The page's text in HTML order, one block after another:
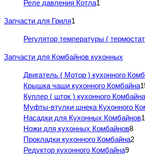
Реле давления Котла1
Запчасти для Гриля1
Регулятор температуры (
Запчасти для Комбайнов кухонных
Двигатель ( Мотор ) кухонного
Крышка чаши кухонного Комбайна
Куплер ( шток ) кухонного Комбайна
Муфты-втулки шнека Кухонного
Насадки для Кухонных Комбайнов
Ножи для кухонных Комбайнов8
Прокладки кухонного Комбайна2
Редуктор кухонного Комбайна9